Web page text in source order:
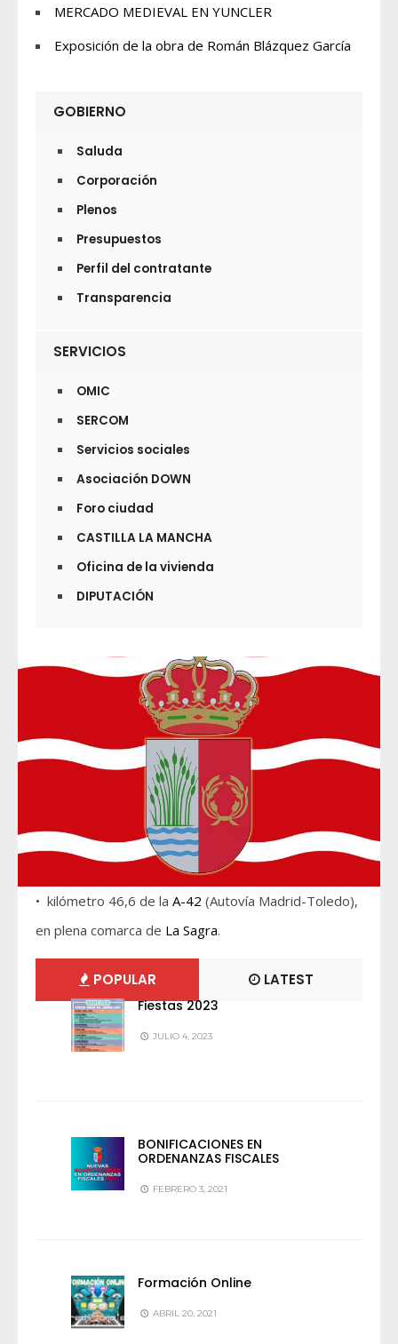
MERCADO MEDIEVAL EN YUNCLER
Exposición de la obra de Román Blázquez García
GOBIERNO
Saluda
Corporación
Plenos
Presupuestos
Perfil del contratante
Transparencia
SERVICIOS
OMIC
SERCOM
Servicios sociales
Asociación DOWN
Foro ciudad
CASTILLA LA MANCHA
Oficina de la vivienda
DIPUTACIÓN
• kilómetro 46,6 de la A-42 (Autovía Madrid-Toledo),
en plena comarca de La Sagra.
POPULAR LATEST
Fiestas 2023
JULIO 4, 2023
BONIFICACIONES EN
ORDENANZAS FISCALES
FEBRERO 3, 2021
Formación Online
ABRIL 20, 2021